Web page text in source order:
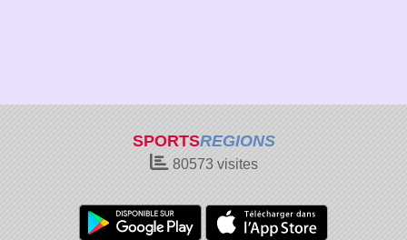
SPORTSREGIONS
80573visites